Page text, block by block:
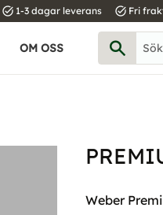
task_alt 1-3 dagar leverans task_alt Fri
OM OSS
Weber